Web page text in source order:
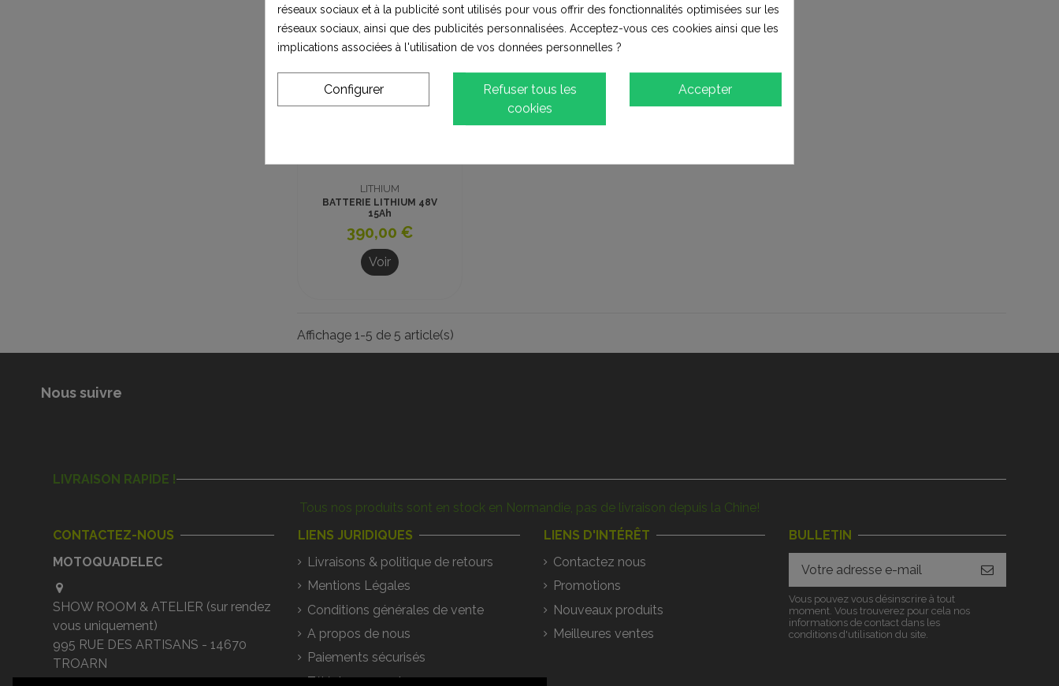
LITHIUM
BATTERIE LITHIUM 48V
15Ah
390,00 €
Voir
Affichage 1-5 de 5 article(s)
Nous suivre
LIVRAISON RAPIDE !
Tous nos produits sont en stock en Normandie, pas de livraison depuis la Chine!
CONTACTEZ-NOUS
MOTOQUADELEC
SHOW ROOM & ATELIER (sur rendez
vous uniquement)
995 RUE DES ARTISANS - 14670
TROARN
LIENS JURIDIQUES
Livraisons & politique de retours
Mentions Légales
Conditions générales de vente
A propos de nous
Paiements sécurisés
Téléchargements
LIENS D'INTÉRÊT
Contactez nous
Promotions
Nouveaux produits
Meilleures ventes
BULLETIN
Vous pouvez vous désinscrire à tout
moment. Vous trouverez pour cela nos
informations de contact dans les
conditions d'utilisation du site.
réseaux sociaux et à la publicité sont utilisés pour vous offrir des fonctionnalités optimisées sur les
réseaux sociaux, ainsi que des publicités personnalisées. Acceptez-vous ces cookies ainsi que les
implications associées à l'utilisation de vos données personnelles ?
Accepter
Refuser tous les
cookies
Configurer